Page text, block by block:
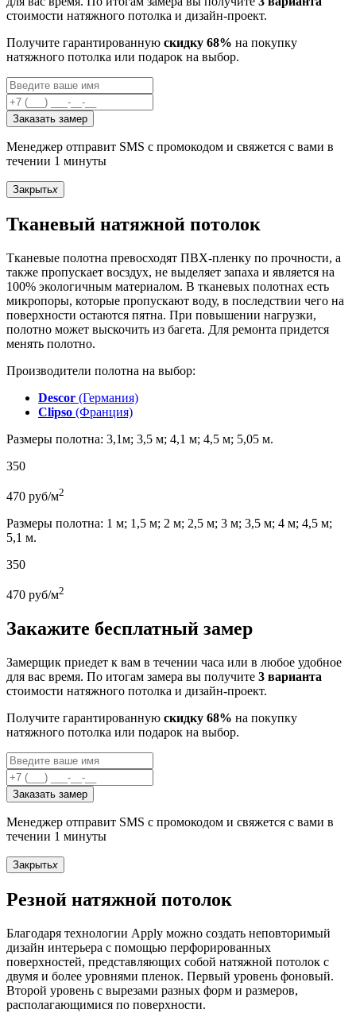
стоимости натяжного потолка и дизайн-проект.
Получите гарантированную скидку 68% на покупку
натяжного потолка или подарок на выбор.
Заказать замер
Менеджер отправит SMS с промокодом и свяжется с вами в
течении 1 минуты
Закрытьx
Тканевый натяжной потолок
Тканевые полотна превосходят ПВХ-пленку по прочности, а
также пропускает восздух, не выделяет запаха и является на
100% экологичным материалом. В тканевых полотнах есть
микропоры, которые пропускают воду, в последствии чего на
поверхности остаются пятна. При повышении нагрузки,
полотно может выскочить из багета. Для ремонта придется
менять полотно.
Производители полотна на выбор:
Descor (Германия)
Clipso (Франция)
Размеры полотна: 3,1м; 3,5 м; 4,1 м; 4,5 м; 5,05 м.
350
470 руб/м2
Размеры полотна: 1 м; 1,5 м; 2 м; 2,5 м; 3 м; 3,5 м; 4 м; 4,5 м;
5,1 м.
350
470 руб/м2
Закажите бесплатный замер
Замерщик приедет к вам в течении часа или в любое удобное
для вас время. По итогам замера вы получите 3 варианта
стоимости натяжного потолка и дизайн-проект.
Получите гарантированную скидку 68% на покупку
натяжного потолка или подарок на выбор.
Заказать замер
Менеджер отправит SMS с промокодом и свяжется с вами в
течении 1 минуты
Закрытьx
Резной натяжной потолок
Благодаря технологии Apply можно создать неповторимый
дизайн интерьера с помощью перфорированных
поверхностей, представляющих собой натяжной потолок с
двумя и более уровнями пленок. Первый уровень фоновый.
Второй уровень с вырезами разных форм и размеров,
располагающимися по поверхности.